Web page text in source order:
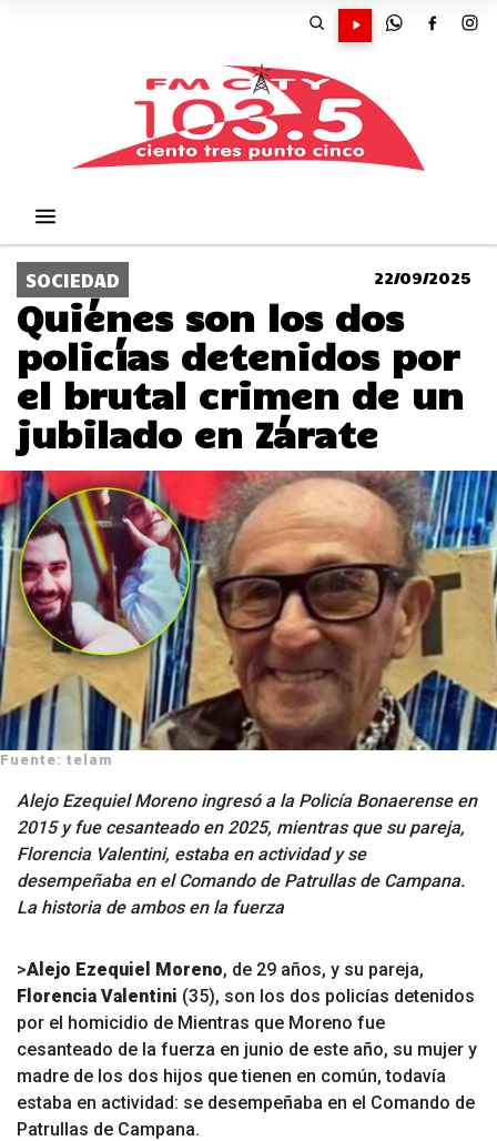
SOCIEDAD 22/09/2025
Quiénes son los dos
policías detenidos por
el brutal crimen de un
jubilado en Zárate
Fuente: telam
Alejo Ezequiel Moreno ingresó a la Policía Bonaerense en
2015 y fue cesanteado en 2025, mientras que su pareja,
Florencia Valentini, estaba en actividad y se
desempeñaba en el Comando de Patrullas de Campana.
La historia de ambos en la fuerza
>Alejo Ezequiel Moreno, de 29 años, y su pareja,
Florencia Valentini (35), son los dos policías detenidos
por el homicidio de Mientras que Moreno fue
cesanteado de la fuerza en junio de este año, su mujer y
madre de los dos hijos que tienen en común, todavía
estaba en actividad: se desempeñaba en el Comando de
Patrullas de Campana.